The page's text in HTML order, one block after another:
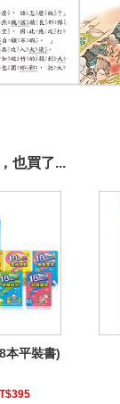
也買了...
本平裝書)